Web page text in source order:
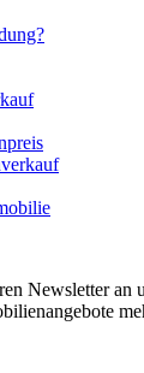
Newsletter an